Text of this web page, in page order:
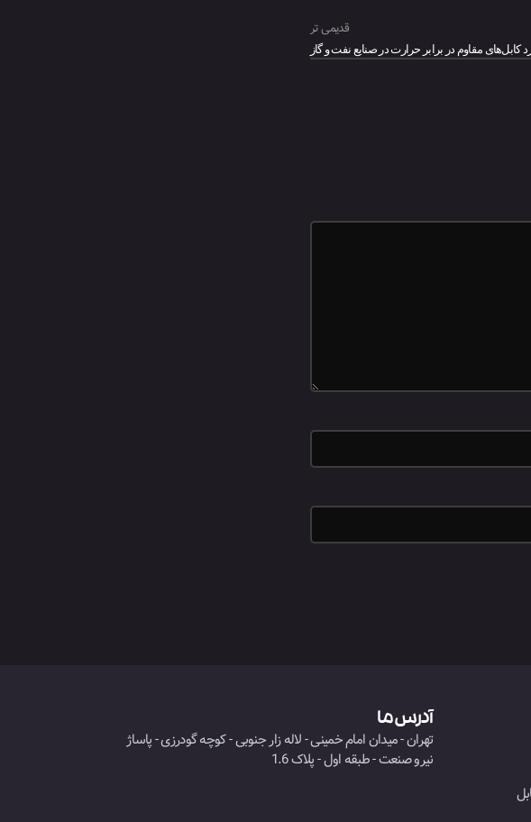
قدیمی تر
کابل‌های مقاوم در برابر حرارت در صنایع نفت و گاز
آدرس ما
تهران - میدان امام خمینی - لاله زار جنوبی - کوچه گودرزی - پاساژ
نیرو صنعت - طبقه اول - پلاک 1.6